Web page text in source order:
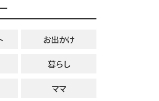
スポット！
お出かけ
暮らし
ママ